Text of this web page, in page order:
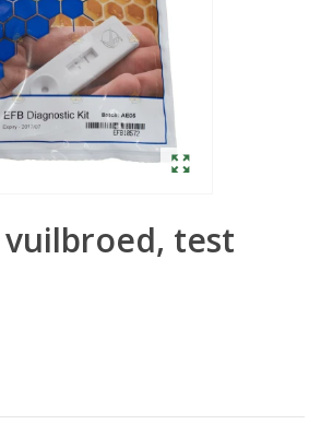
vuilbroed, test